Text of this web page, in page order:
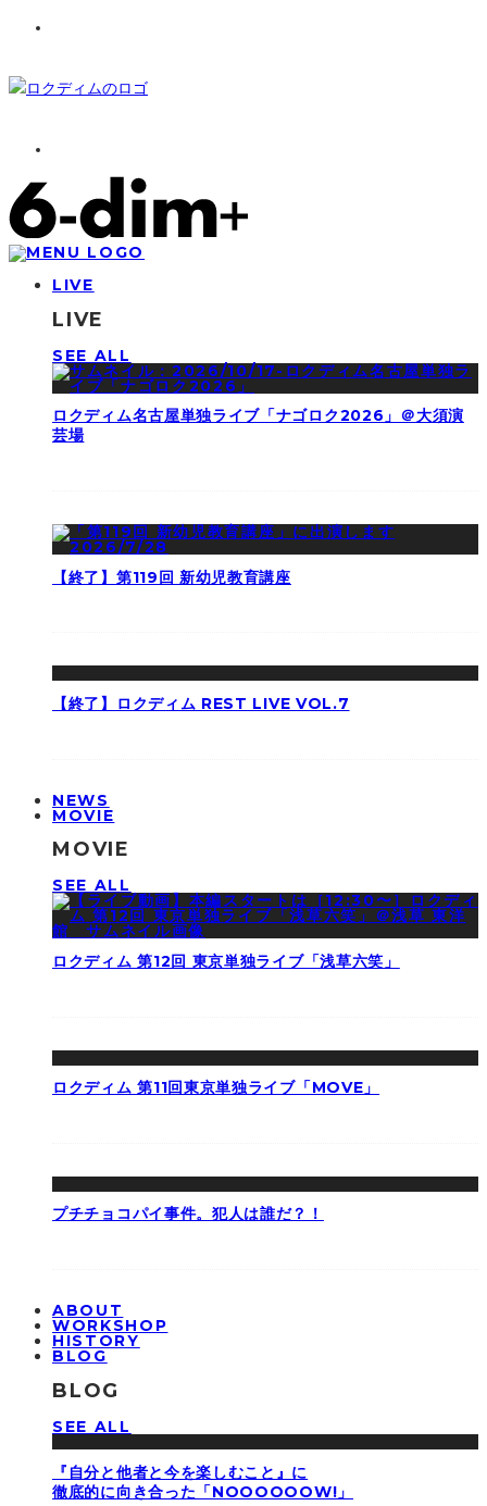
LIVE
LIVE
SEE ALL
ロクディム名古屋単独ライブ「ナゴロク2026」＠大須演
芸場
【終了】第119回 新幼児教育講座
【終了】ロクディム REST LIVE VOL.7
NEWS
MOVIE
MOVIE
SEE ALL
ロクディム 第12回 東京単独ライブ「浅草六笑」
ロクディム 第11回東京単独ライブ「MOVE」
プチチョコパイ事件。犯人は誰だ？！
ABOUT
WORKSHOP
HISTORY
BLOG
BLOG
SEE ALL
『自分と他者と今を楽しむこと』に
徹底的に向き合った「NOOOOOOW!」